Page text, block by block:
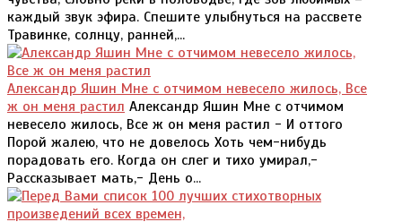
каждый звук эфира. Спешите улыбнуться на рассвете
Травинке, солнцу, ранней,...
Александр Яшин Мне с отчимом невесело жилось, Все
ж он меня растил Александр Яшин Мне с отчимом
невесело жилось, Все ж он меня растил - И оттого
Порой жалею, что не довелось Хоть чем-нибудь
порадовать его. Когда он слег и тихо умирал,-
Рассказывает мать,- День о...